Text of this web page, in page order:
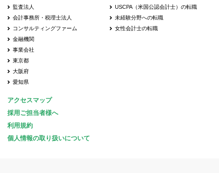
監査法人
会計事務所・税理士法人
コンサルティングファーム
金融機関
事業会社
東京都
大阪府
愛知県
USCPA（米国公認会計士）の転職
未経験分野への転職
女性会計士の転職
アクセスマップ
採用ご担当者様へ
利用規約
個人情報の取り扱いについて